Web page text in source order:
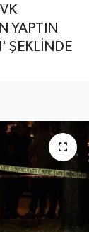
YAPTIN
ŞEKLİNDE